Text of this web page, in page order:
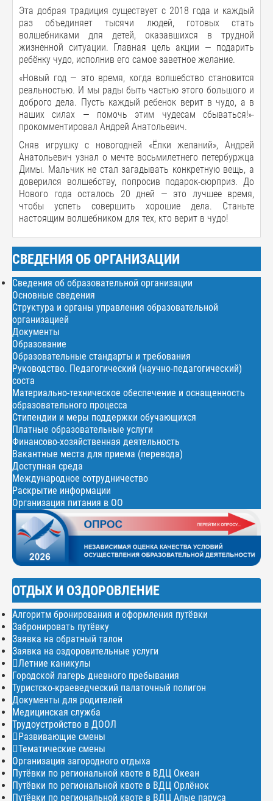
Эта добрая традиция существует с 2018 года и каждый
раз объединяет тысячи людей, готовых стать
волшебниками для детей, оказавшихся в трудной
жизненной ситуации. Главная цель акции — подарить
ребёнку чудо, исполнив его самое заветное желание.
«Новый год — это время, когда волшебство становится
реальностью. И мы рады быть частью этого большого и
доброго дела. Пусть каждый ребенок верит в чудо, а в
наших силах — помочь этим чудесам сбываться!»-
прокомментировал Андрей Анатольевич.
Сняв игрушку с новогодней «Ёлки желаний», Андрей
Анатольевич узнал о мечте восьмилетнего петербуржца
Димы. Мальчик не стал загадывать конкретную вещь, а
доверился волшебству, попросив подарок-сюрприз. До
Нового года осталось 20 дней — это лучшее время,
чтобы успеть совершить хорошие дела. Станьте
настоящим волшебником для тех, кто верит в чудо!
СВЕДЕНИЯ ОБ ОРГАНИЗАЦИИ
Сведения об образовательной организации
Основные сведения
Структура и органы управления образовательной
организацией
Документы
Образование
Образовательные стандарты и требования
Руководство. Педагогический (научно-педагогический)
соста
Материально-техническое обеспечение и оснащенность
образовательного процесса
Стипендии и меры поддержки обучающихся
Платные образовательные услуги
Финансово-хозяйственная деятельность
Вакантные места для приема (перевода)
Доступная среда
Международное сотрудничество
Раскрытие информации
Организация питания в ОО
ОТДЫХ И ОЗДОРОВЛЕНИЕ
Алгоритм бронирования и оформления путёвки
Забронировать путёвку
Заявка на обратный талон
Заявка на оздоровительные услуги
Летние каникулы
Городской лагерь дневного пребывания
Туристско-краеведческий палаточный полигон
Документы для родителей
Медицинская служба
Трудоустройство в ДООЛ
Развивающие смены
Тематические смены
Организация загородного отдыха
Путёвки по региональной квоте в ВДЦ Океан
Путёвки по региональной квоте в ВДЦ Орлёнок
Путёвки по региональной квоте в ВДЦ Алые паруса